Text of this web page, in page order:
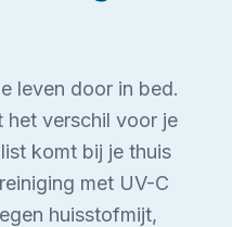
leven door in bed.
het verschil voor je
komt bij je thuis
met UV-C
huisstofmijt,